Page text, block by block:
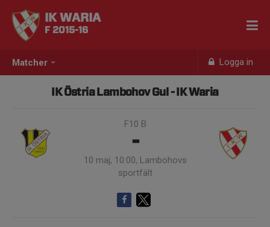
Matcher Logga in
IK WARIA
F 2015-16
IK Östria Lambohov Gul - IK Waria
F10 B
-
10 maj, 10:00, Lambohovs
sportfält